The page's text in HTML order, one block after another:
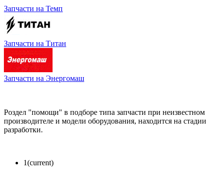
Запчасти на Темп
Запчасти на Титан
Запчасти на Энергомаш
Роздел "помощи" в подборе типа запчасти при неизвестном
производителе и модели оборудования, находится на стадии
разработки.
1(current)